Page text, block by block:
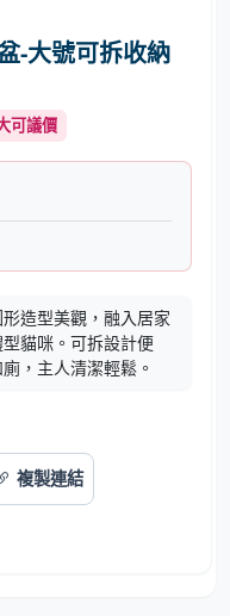
-大號可拆收納
可議價
造型美觀，融入居家
貓咪。可拆設計便
，主人清潔輕鬆。
複製連結